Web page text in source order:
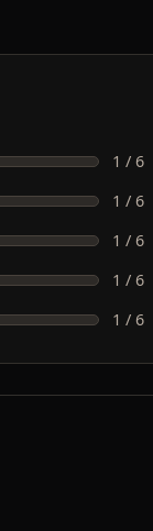
1 / 6
1 / 6
1 / 6
1 / 6
1 / 6